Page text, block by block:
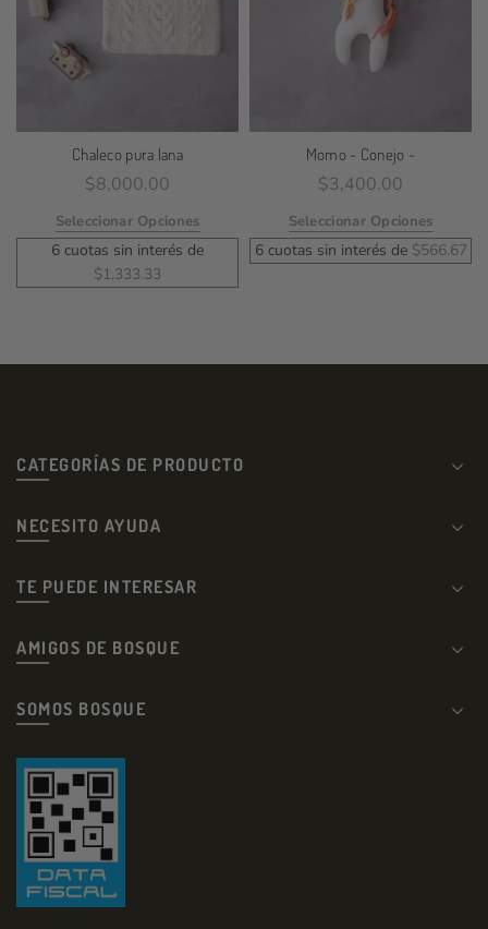
Chaleco pura lana
$8,000.00
Seleccionar Opciones
6 cuotas sin interés de
$1,333.33
Momo ~ Conejo ~
$3,400.00
Seleccionar Opciones
6 cuotas sin interés de $566.67
CATEGORÍAS DE PRODUCTO
NECESITO AYUDA
TE PUEDE INTERESAR
AMIGOS DE BOSQUE
SOMOS BOSQUE